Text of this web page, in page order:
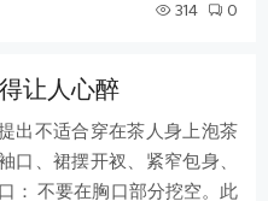
314 0
让人心醉
出不适合穿在茶人身上泡茶
口、裙摆开衩、紧窄包身、
： 不要在胸口部分挖空。此